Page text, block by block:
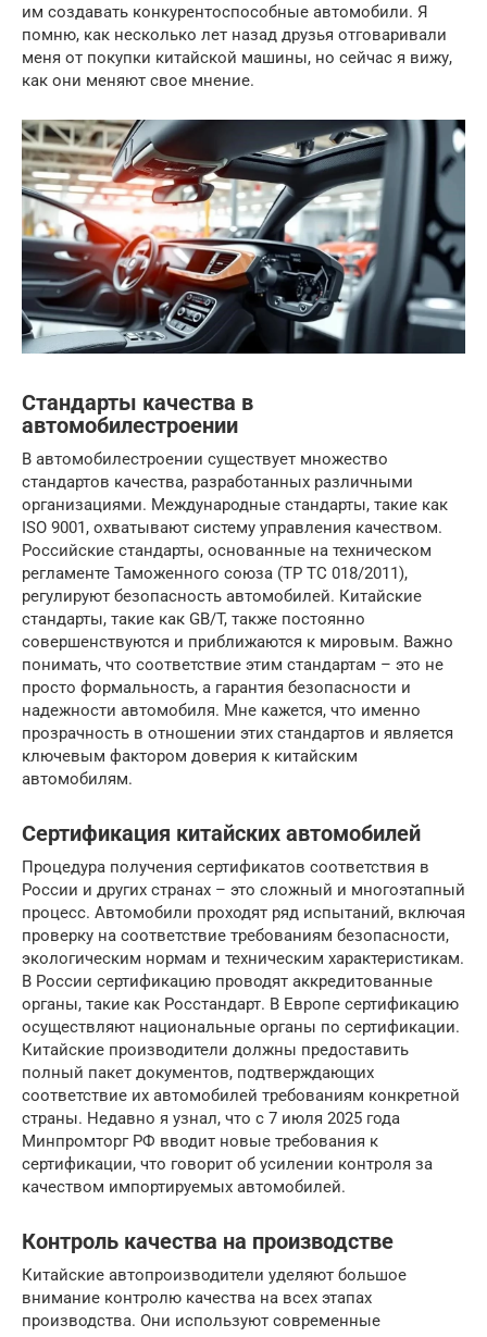
им создавать конкурентоспособные автомобили. Я
помню, как несколько лет назад друзья отговаривали
меня от покупки китайской машины, но сейчас я вижу,
как они меняют свое мнение.
Стандарты качества в
автомобилестроении
В автомобилестроении существует множество
стандартов качества, разработанных различными
организациями. Международные стандарты, такие как
ISO 9001, охватывают систему управления качеством.
Российские стандарты, основанные на техническом
регламенте Таможенного союза (ТР ТС 018/2011),
регулируют безопасность автомобилей. Китайские
стандарты, такие как GB/T, также постоянно
совершенствуются и приближаются к мировым. Важно
понимать, что соответствие этим стандартам – это не
просто формальность, а гарантия безопасности и
надежности автомобиля. Мне кажется, что именно
прозрачность в отношении этих стандартов и является
ключевым фактором доверия к китайским
автомобилям.
Сертификация китайских автомобилей
Процедура получения сертификатов соответствия в
России и других странах – это сложный и многоэтапный
процесс. Автомобили проходят ряд испытаний, включая
проверку на соответствие требованиям безопасности,
экологическим нормам и техническим характеристикам.
В России сертификацию проводят аккредитованные
органы, такие как Росстандарт. В Европе сертификацию
осуществляют национальные органы по сертификации.
Китайские производители должны предоставить
полный пакет документов, подтверждающих
соответствие их автомобилей требованиям конкретной
страны. Недавно я узнал, что с 7 июля 2025 года
Минпромторг РФ вводит новые требования к
сертификации, что говорит об усилении контроля за
качеством импортируемых автомобилей.
Контроль качества на производстве
Китайские автопроизводители уделяют большое
внимание контролю качества на всех этапах
производства. Они используют современные